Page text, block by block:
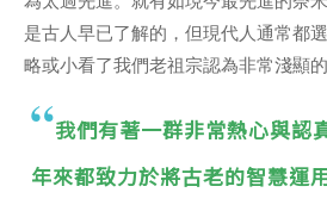
是古人早已了解的，但現代人通常都
略或小看了我們老祖宗認為非常淺顯的
我們有著一群非常熱心與認
年來都致力於將古老的智慧運